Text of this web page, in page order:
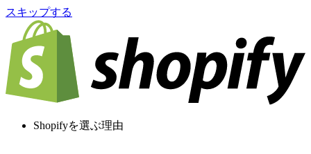
スキップする
Shopifyを選ぶ理由